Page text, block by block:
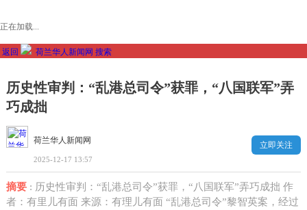
正在加载...
返回 荷兰华人新闻网 搜索
历史性审判：“乱港总司令”获罪，“八国联军”弄
巧成拙
荷兰华人新闻网
2025-12-17 13:57
立即关注
摘要: 历史性审判：“乱港总司令”获罪，“八国联军”弄巧成拙 作
者：有里儿有面 来源：有理儿有面 “乱港总司令”黎智英案，经过